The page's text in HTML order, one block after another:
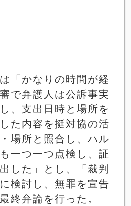
「かなりの時間が経
で弁護人は公訴事実
、支出日時と場所を
た内容を挺対協の活
場所と照合し、ハル
一つ一つ点検し、証
した」とし、「裁判
検討し、無罪を宣告
終弁論を行った。